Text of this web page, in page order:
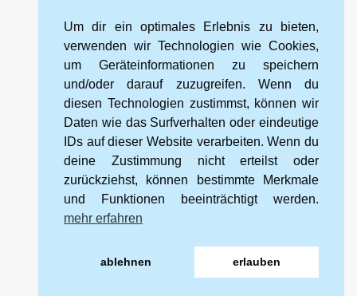
Cookie-Richtlinie (EU)
Kneipp-Bund Landesverband Sachsen e. V.
Wehlener Straße 46
01067 Dresden
Tel.: 0351 328 99 88 2
Mobil: 0172 566 94 16
Internet:www.kneipp-sachsen.de
Um dir ein optimales Erlebnis zu bieten,
verwenden wir Technologien wie Cookies,
um Geräteinformationen zu speichern
und/oder darauf zuzugreifen. Wenn du
diesen Technologien zustimmst, können wir
Daten wie das Surfverhalten oder eindeutige
IDs auf dieser Website verarbeiten. Wenn du
deine Zustimmung nicht erteilst oder
zurückziehst, können bestimmte Merkmale
und Funktionen beeinträchtigt werden.
mehr erfahren
ablehnen erlauben